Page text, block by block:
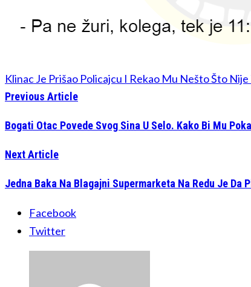
Klinac Je Prišao Policajcu I Rekao Mu Nešto Što
Previous Article
Bogati Otac Povede Svog Sina U Selo. Kako Bi Mu
Next Article
Jedna Baka Na Blagajni Supermarketa Na Redu Je Da
Facebook
Twitter